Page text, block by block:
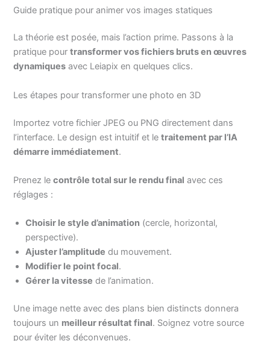
Guide pratique pour animer vos images statiques
La théorie est posée, mais l’action prime. Passons à la
pratique pourtransformer vos fichiers bruts en œuvres
dynamiques avec Leiapix en quelques clics.
Les étapes pour transformer une photo en 3D
Importez votre fichier JPEG ou PNG directement dans
l’interface. Le design est intuitif et letraitement par l’IA
démarre immédiatement.
Prenez lecontrôle total sur le rendu final avec ces
réglages :
Choisir le style d’animation (cercle, horizontal,
perspective).
Ajuster l’amplitude du mouvement.
Modifier le point focal.
Gérer la vitesse de l’animation.
Une image nette avec des plans bien distincts donnera
toujours un meilleur résultat final. Soignez votre source
pour éviter les déconvenues.